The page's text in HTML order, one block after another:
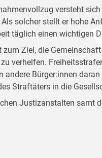
versteht
solcher stellt er hohe
täglich einen wichtigen
Ziel, die
verhelfen.
Bürger:innen
Straftäters in die
Justizanstalten samt